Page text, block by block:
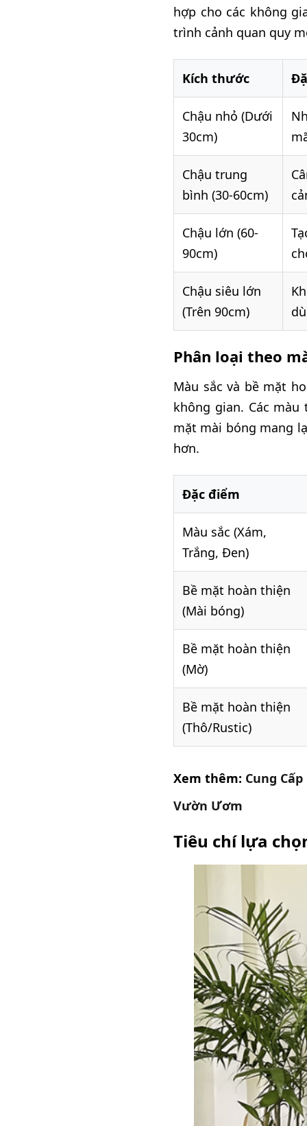
hợp cho các không
trình cảnh quan quy
Kích thước
Chậu nhỏ (Dưới
30cm)
Chậu trung
bình (30-60cm)
Chậu lớn (60-
90cm)
Chậu siêu lớn
(Trên 90cm)
Phân loại theo
Màu sắc và bề mặt
không gian. Các
mặt mài bóng mang
hơn.
Đặc điểm
Màu sắc (Xám,
Trắng, Đen)
Bề mặt hoàn thiện
(Mài bóng)
Bề mặt hoàn thiện
(Mờ)
Bề mặt hoàn thiện
(Thô/Rustic)
Xem thêm: Cung
Vườn Ươm
Tiêu chí lựa